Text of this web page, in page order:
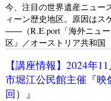
今、注目の世界遺産ニュ
ィーン歴史地区。原因はス
――（R.E.port「海外ニュー
区』／オーストリア共和
【講座情報】2024年
市堀江公民館主催『映
回）』